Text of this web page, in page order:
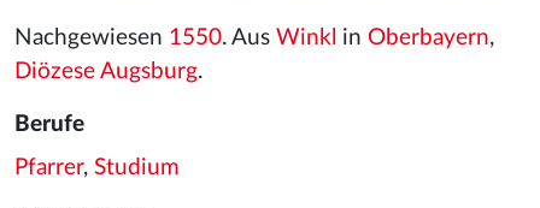
Nachgewiesen 1550. Aus Winkl in Oberbayern,
Diözese Augsburg.
Berufe
Pfarrer, Studium